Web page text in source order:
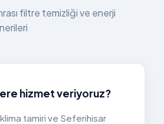
filtre temizliği ve enerji
hizmet veriyoruz?
tamiri ve Seferihisar